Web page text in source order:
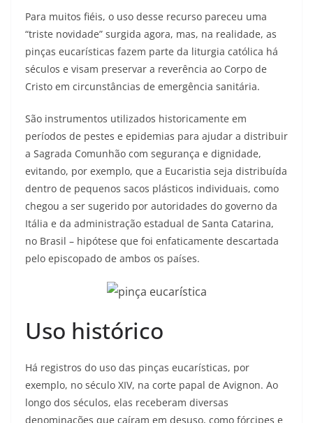
Para muitos fiéis, o uso desse recurso pareceu uma
“triste novidade” surgida agora, mas, na realidade, as
pinças eucarísticas fazem parte da liturgia católica há
séculos e visam preservar a reverência ao Corpo de
Cristo em circunstâncias de emergência sanitária.
São instrumentos utilizados historicamente em
períodos de pestes e epidemias para ajudar a distribuir
a Sagrada Comunhão com segurança e dignidade,
evitando, por exemplo, que a Eucaristia seja distribuída
dentro de pequenos sacos plásticos individuais, como
chegou a ser sugerido por autoridades do governo da
Itália e da administração estadual de Santa Catarina,
no Brasil – hipótese que foi enfaticamente descartada
pelo episcopado de ambos os países.
Uso histórico
Há registros do uso das pinças eucarísticas, por
exemplo, no século XIV, na corte papal de Avignon. Ao
longo dos séculos, elas receberam diversas
denominações que caíram em desuso, como fórcipes e